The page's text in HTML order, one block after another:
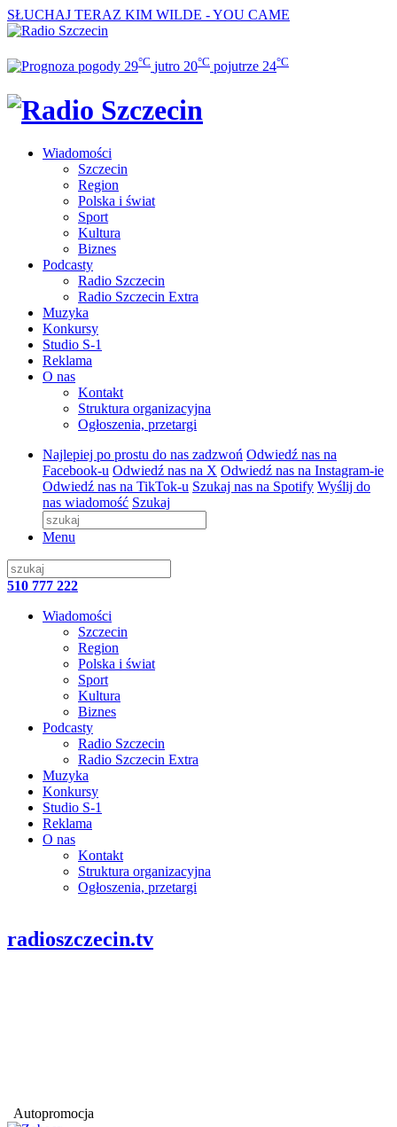
SŁUCHAJ TERAZ KIM WILDE - YOU CAME
29°C jutro 20°C pojutrze 24°C
Wiadomości
Szczecin
Region
Polska i świat
Sport
Kultura
Biznes
Podcasty
Radio Szczecin
Radio Szczecin Extra
Muzyka
Konkursy
Studio S-1
Reklama
O nas
Kontakt
Struktura organizacyjna
Ogłoszenia, przetargi
Najlepiej po prostu do nas zadzwoń Odwiedź nas na
Facebook-u Odwiedź nas na X Odwiedź nas na Instagram-ie
Odwiedź nas na TikTok-u Szukaj nas na Spotify Wyślij do
nas wiadomość Szukaj
Menu
510 777 222
Wiadomości
Szczecin
Region
Polska i świat
Sport
Kultura
Biznes
Podcasty
Radio Szczecin
Radio Szczecin Extra
Muzyka
Konkursy
Studio S-1
Reklama
O nas
Kontakt
Struktura organizacyjna
Ogłoszenia, przetargi
radioszczecin.tv
Autopromocja